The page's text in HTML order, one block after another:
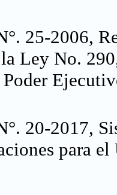
25-2006,
Ley No.
20-2017,
para